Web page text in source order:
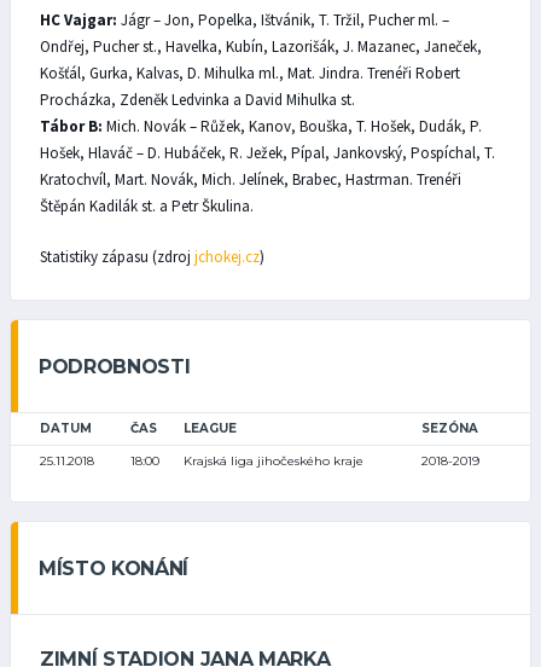
HC Vajgar: Jágr – Jon, Popelka, Ištvánik, T. Tržil, Pucher ml. –
Ondřej, Pucher st., Havelka, Kubín, Lazorišák, J. Mazanec, Janeček,
Košťál, Gurka, Kalvas, D. Mihulka ml., Mat. Jindra. Trenéři Robert
Procházka, Zdeněk Ledvinka a David Mihulka st.
Tábor B: Mich. Novák – Růžek, Kanov, Bouška, T. Hošek, Dudák, P.
Hošek, Hlaváč – D. Hubáček, R. Ježek, Pípal, Jankovský, Pospíchal, T.
Kratochvíl, Mart. Novák, Mich. Jelínek, Brabec, Hastrman. Trenéři
Štěpán Kadilák st. a Petr Škulina.
Statistiky zápasu (zdroj jchokej.cz)
PODROBNOSTI
DATUM ČAS LEAGUE SEZÓNA
25.11.2018 18:00 Krajská liga jihočeského kraje 2018-2019
MÍSTO KONÁNÍ
ZIMNÍ STADION JANA MARKA